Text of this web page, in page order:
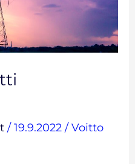
/ 19.9.2022 / Voitto